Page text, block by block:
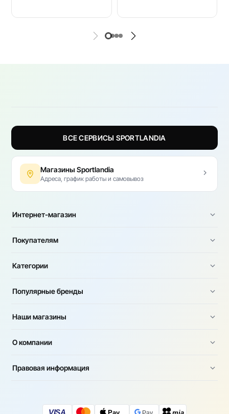
ВСЕ СЕРВИСЫ SPORTLANDIA
Магазины Sportlandia
Адреса, график работы и самовывоз
Интернет-магазин
Покупателям
Категории
Популярные бренды
Наши магазины
О компании
Правовая информация
VISA